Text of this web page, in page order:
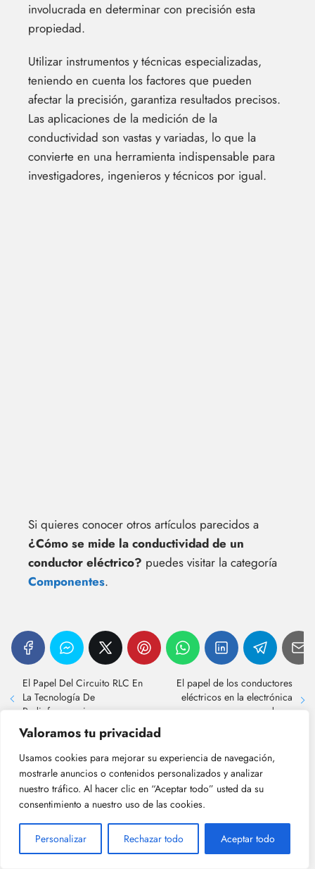
Valoramos tu privacidad
Usamos cookies para mejorar su experiencia de navegación,
mostrarle anuncios o contenidos personalizados y analizar
nuestro tráfico. Al hacer clic en “Aceptar todo” usted da su
consentimiento a nuestro uso de las cookies.
Personalizar Rechazar todo Aceptar todo
involucrada en determinar con precisión esta
propiedad.
Utilizar instrumentos y técnicas especializadas,
teniendo en cuenta los factores que pueden
afectar la precisión, garantiza resultados precisos.
Las aplicaciones de la medición de la
conductividad son vastas y variadas, lo que la
convierte en una herramienta indispensable para
investigadores, ingenieros y técnicos por igual.
Si quieres conocer otros artículos parecidos a
¿Cómo se mide la conductividad de un
conductor eléctrico? puedes visitar la categoría
Componentes.
El Papel Del Circuito RLC En
La Tecnología De
Radiofrecuencia
El papel de los conductores
eléctricos en la electrónica
moderna
¡Más Contenido!